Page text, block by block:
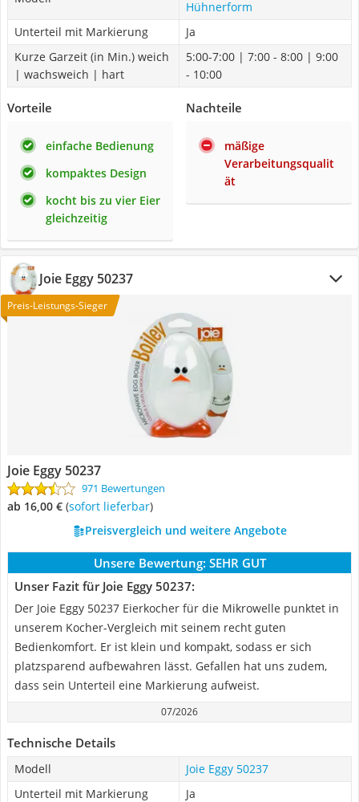
Hühnerform
Unterteil mit Markierung
Ja
Kurze Garzeit (in Min.) weich
| wachsweich | hart
5:00-7:00 | 7:00 - 8:00 | 9:00
- 10:00
Vorteile
einfache Bedienung
kompaktes Design
kocht bis zu vier Eier
gleichzeitig
Nachteile
mäßige
Verarbeitungsqualit
ät
Joie Eggy 50237
Preis-Leistungs-Sieger
Joie Eggy 50237
971 Bewertungen
ab 16,00 € ( Sofort lieferbar)
Preisvergleich und weitere Angebote
Unsere Bewertung: SEHR GUT
Unser Fazit für Joie Eggy 50237:
Der Joie Eggy 50237 Eierkocher für die Mikrowelle punktet in
unserem Kocher-Vergleich mit seinem recht guten
Bedienkomfort. Er ist klein und kompakt, sodass er sich
platzsparend aufbewahren lässt. Gefallen hat uns zudem,
dass sein Unterteil eine Markierung aufweist.
07/2026
Technische Details
Modell
Joie Eggy 50237
Unterteil mit Markierung
Ja